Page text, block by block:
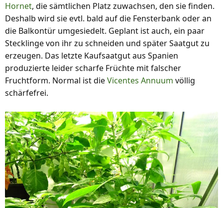
Hornet, die sämtlichen Platz zuwachsen, den sie finden.
Deshalb wird sie evtl. bald auf die Fensterbank oder an
die Balkontür umgesiedelt. Geplant ist auch, ein paar
Stecklinge von ihr zu schneiden und später Saatgut zu
erzeugen. Das letzte Kaufsaatgut aus Spanien
produzierte leider scharfe Früchte mit falscher
Fruchtform. Normal ist dieVicentes Annuum völlig
schärfefrei.